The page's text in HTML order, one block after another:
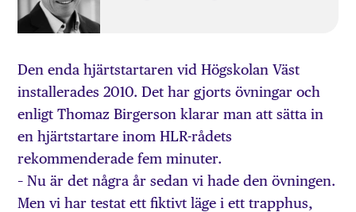
Den enda hjärtstartaren vid Högskolan Väst
installerades 2010. Det har gjorts övningar och
enligt Thomaz Birgerson klarar man att sätta in
en hjärtstartare inom HLR-rådets
rekommenderade fem minuter.
– Nu är det några år sedan vi hade den övningen.
Men vi har testat ett fiktivt läge i ett trapphus,